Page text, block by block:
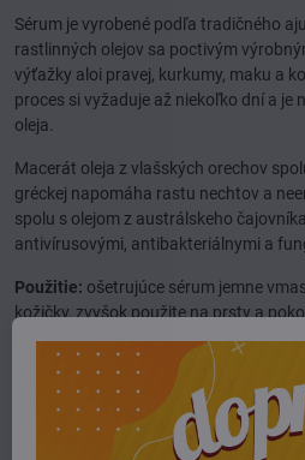
Sérum je vyrobené podľa tradičného
rastlinných olejov sa poctivým
výťažky aloi pravej, kurkumy, maku a
proces si vyžaduje až niekoľko dní a je
oleja.
Macerát oleja z vlašských orechov
gréckej napomáha rastu nechtov a
spolu s olejom z austrálskeho
antivírusovými, antibakteriálnymi a
Použitie: ošetrujúce sérum jemne
kožičky, zvyšok použite na prsty a
dvojtýždňovú kúru 2x denne a potom
Upozornenie: keďže ide o 100%
liečivých bylín, môže sa vyskytnúť v
každým použitím pretrepte.